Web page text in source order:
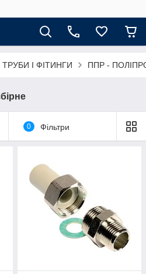
ТРУБИ І ФІТИНГИ ППР -
0 Фільтри